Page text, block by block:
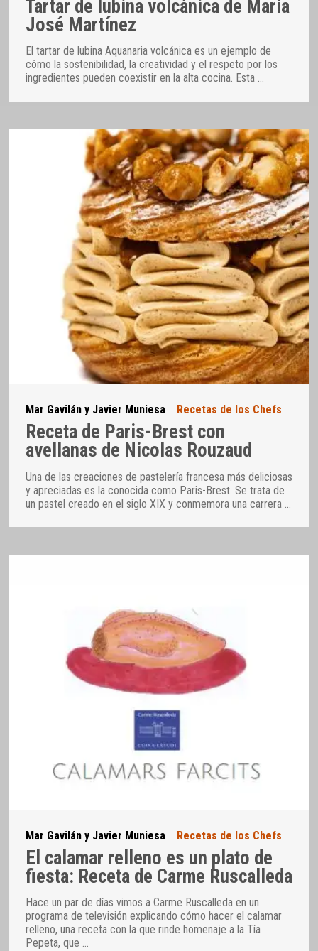
Tartar de lubina volcánica de María
José Martínez
El tartar de lubina Aquanaria volcánica es un ejemplo de
cómo la sostenibilidad, la creatividad y el respeto por los
ingredientes pueden coexistir en la alta cocina. Esta …
Mar Gavilán y Javier Muniesa Recetas de los Chefs
Receta de Paris-Brest con
avellanas de Nicolas Rouzaud
Una de las creaciones de pastelería francesa más deliciosas
y apreciadas es la conocida como Paris-Brest. Se trata de
un pastel creado en el siglo XIX y conmemora una carrera
Mar Gavilán y Javier Muniesa Recetas de los Chefs
El calamar relleno es un plato de
fiesta: Receta de Carme Ruscalleda
Hace un par de días vimos a Carme Ruscalleda en un
programa de televisión explicando cómo hacer el calamar
relleno, una receta con la que rinde homenaje a la Tía
Pepeta, que …